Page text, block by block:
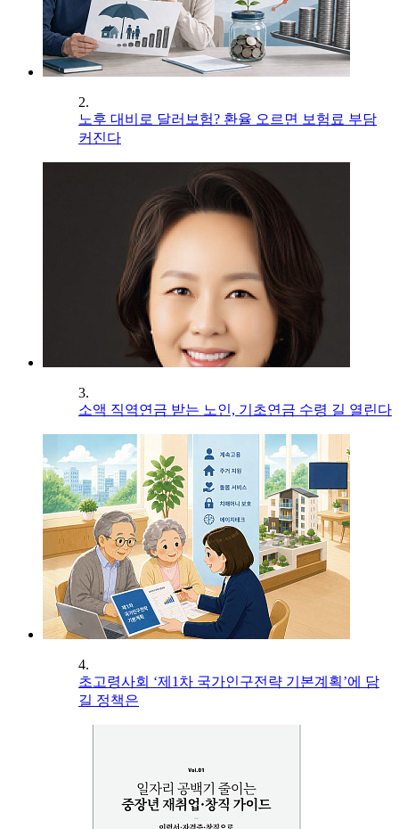
2.
노후 대비로 달러보험? 환율 오르면 보험료 부담
커진다
3.
소액 직역연금 받는 노인, 기초연금 수령 길 열린다
4.
초고령사회 ‘제1차 국가인구전략 기본계획’에 담
길 정책은